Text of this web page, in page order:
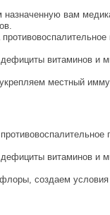
вам
витаминов и
местный
витаминов и
создаем